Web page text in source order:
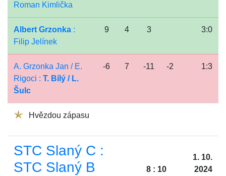
Roman Kimlička
Albert Grzonka :
Filip Jelínek
9 4 3 3:0
A. Grzonka Jan / E.
Rigoci : T. Bílý / L.
Šulc
-6 7 -11 -2 1:3
Hvězdou zápasu
STC Slaný C :
STC Slaný B
8 : 10
1. 10.
2024